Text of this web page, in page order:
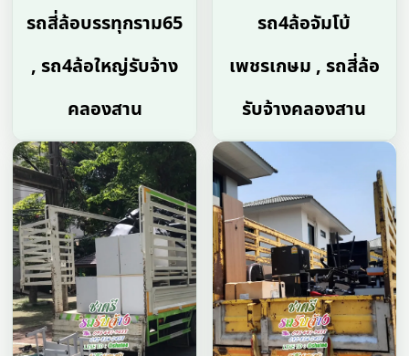
รถสี่ล้อบรรทุกราม65
, รถ4ล้อใหญ่รับจ้าง
คลองสาน
รถ4ล้อจัมโบ้
เพชรเกษม , รถสี่ล้อ
รับจ้างคลองสาน